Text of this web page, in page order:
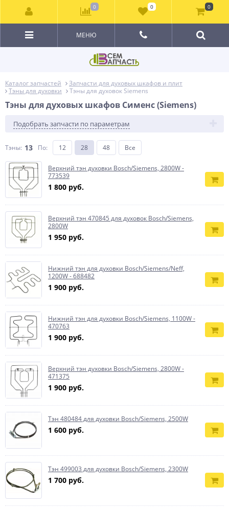
МЕНЮ
Каталог запчастей
Запчасти для духовых шкафов и плит
Тэны для духовки
Тэны для духовок Siemens
Тэны для духовых шкафов Сименс (Siemens)
Подобрать запчасти по параметрам
Тэны: 13 По: 12 28 48 Все
Верхний тэн духовки Bosch/Siemens, 2800W -
773539
1 800 руб.
Верхний тэн 470845 для духовок Bosch/Siemens,
2800W
1 950 руб.
Нижний тэн для духовки Bosch/Siemens/Neff,
1200W - 688482
1 900 руб.
Нижний тэн для духовки Bosch/Siemens, 1100W -
470763
1 900 руб.
Верхний тэн духовки Bosch/Siemens, 2800W -
471375
1 900 руб.
Тэн 480484 для духовки Bosch/Siemens, 2500W
1 600 руб.
Тэн 499003 для духовки Bosch/Siemens, 2300W
1 700 руб.
0 0 0